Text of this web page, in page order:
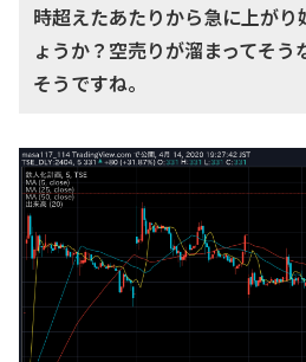
時超えたあたりから急に上が
ょうか？空売りが溜まってそう
そうですね。